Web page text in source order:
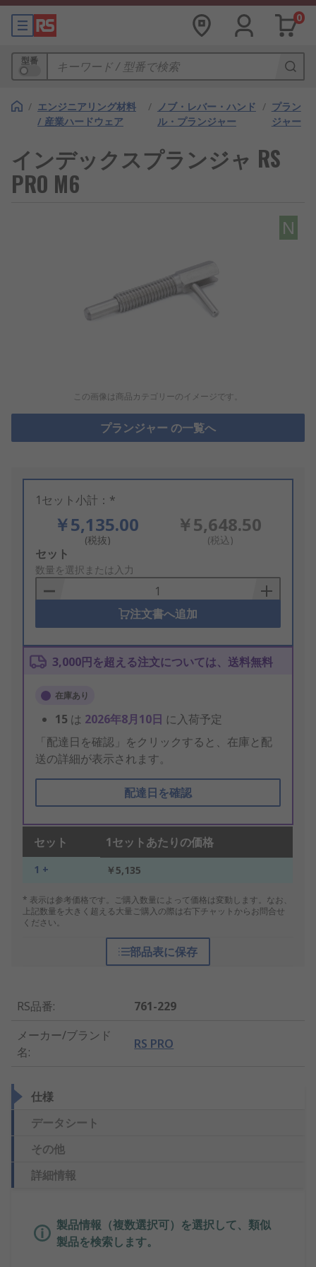
0
型番
/ エンジニアリング材料
/ 産業ハードウェア
/ ノブ・レバー・ハンド
ル・プランジャー
/ プラン
ジャー
インデックスプランジャ RS
PRO M6
N
この画像は商品カテゴリーのイメージです。
プランジャー の一覧へ
1セット小計：*
￥5,135.00
(税抜)
￥5,648.50
(税込)
Add
to
Basket
セット
数量を選択または入力
注文書へ追加
3,000円を超える注文については、送料無料
在庫あり
15 は 2026年8月10日 に入荷予定
「配達日を確認」をクリックすると、在庫と配
送の詳細が表示されます。
配達日を確認
セット 1セットあたりの価格
1 + ￥5,135
* 表示は参考価格です。ご購入数量によって価格は変動します。なお、
上記数量を大きく超える大量ご購入の際は右下チャットからお問合せ
ください。
部品表に保存
RS品番:
761-229
メーカー/ブランド
名:
RS PRO
仕様
データシート
その他
詳細情報
製品情報（複数選択可）を選択して、類似
製品を検索します。